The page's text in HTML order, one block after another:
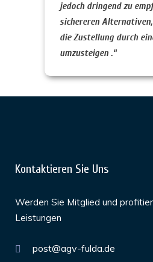
jedoch dringend zu
sichereren
die Zustellung durch
umzusteigen .“
Kontaktieren Sie Uns
Werden Sie Mitglied und
Leistungen
post@agv-fulda.de